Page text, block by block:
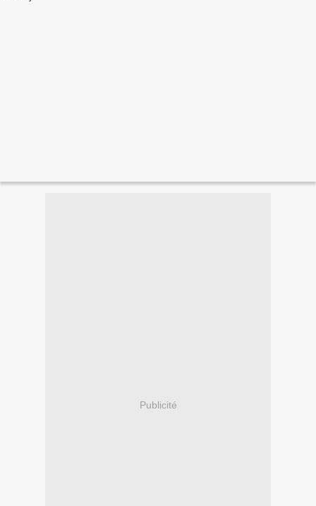
Publicité